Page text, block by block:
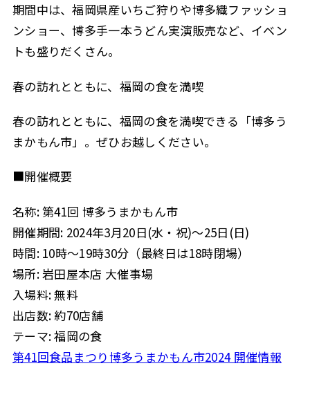
期間中は、福岡県産いちご狩りや博多織ファッショ
ンショー、博多手一本うどん実演販売など、イベン
トも盛りだくさん。
春の訪れとともに、福岡の食を満喫
春の訪れとともに、福岡の食を満喫できる「博多う
まかもん市」。ぜひお越しください。
■開催概要
名称: 第41回 博多うまかもん市
開催期間: 2024年3月20日(水・祝)～25日(日)
時間: 10時～19時30分（最終日は18時閉場）
場所: 岩田屋本店 大催事場
入場料: 無料
出店数: 約70店舗
テーマ: 福岡の食
第41回食品まつり博多うまかもん市2024 開催情報